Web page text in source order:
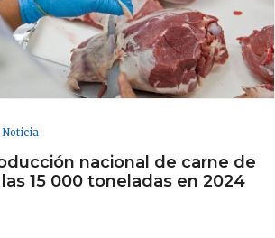
Noticia
nacional de carne de
15 000 toneladas en 2024